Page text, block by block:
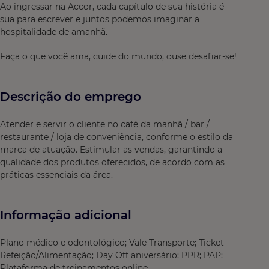
Ao ingressar na Accor, cada capítulo de sua história é
sua para escrever e juntos podemos imaginar a
hospitalidade de amanhã.
Faça o que você ama, cuide do mundo, ouse desafiar-se!
Descrição do emprego
Atender e servir o cliente no café da manhã / bar /
restaurante / loja de conveniência, conforme o estilo da
marca de atuação. Estimular as vendas, garantindo a
qualidade dos produtos oferecidos, de acordo com as
práticas essenciais da área.
Informação adicional
Plano médico e odontológico; Vale Transporte; Ticket
Refeição/Alimentação; Day Off aniversário; PPR; PAP;